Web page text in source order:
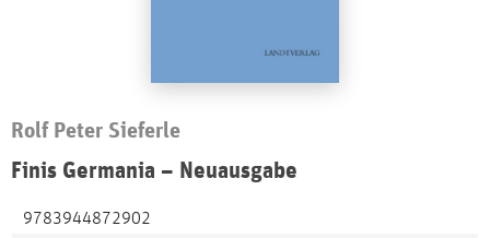
Rolf Peter Sieferle
Finis Germania – Neuausgabe
9783944872902